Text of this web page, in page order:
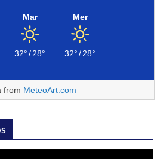
Mar
32°/28°
Mer
32°/28°
from MeteoArt.com